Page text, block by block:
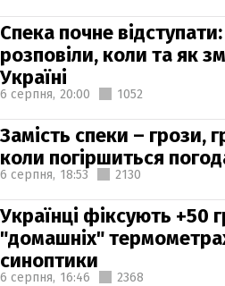
Спека почне
розповіли, коли та як
Україні
6 серпня, 20:00 1052
Замість спеки – грози,
коли погіршиться
6 серпня, 18:53 2130
Українці фіксують +50
"домашніх"
синоптики
6 серпня, 16:46 2368